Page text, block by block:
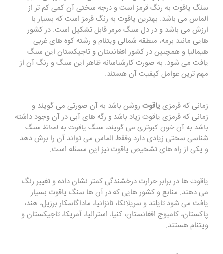
سنگ یاقوت به رنگ قرمز است و درجه سختی آن کمی کم تر از
الماس می باشد. بهترین یاقوت به رنگ قرمز است که بسیار با
ارزش می باشد و در دل سنگ مرمر قابل تشکیل است. در کشور
هایی مانند برمه، منطقه شمالی ویتنام و رشته کوه‌ های غربی
هیمالیا و همچنین در کشور افغانستان و تاجیکستان این سنگ
یافت می شود. به صورت کارشناسانه ظاهر این سنگ و رنگ آن از
مهم ترین عوامل کیفیت آن هستند.
زمانی که قرمزی یاقوت روشن باشد به آن صورتی می گویند و
زمانی که قرمزی یاقوت زیاد باشد و رگه های آبی در آن وجود داشته
باشد به آن خون کبوتری می گویند، سنگ یاقوت به لحاظ سنگ
شناسی سختی زیادی دارد وفقط الماس می‌ تواند آن را برش دهد
و یکی از راه های تشخیص یاقوت نیز این مسئله است.
یاقوت ها در برابر حرارت درخشندگی کمتر نشان داده و تغییر رنگ
می دهند. منابع و کشور هایی که در آن ها سنگ یاقوت بسیار
یافت می شود تایلند و سریلانکا، تانزانیا، ماداگاسکار برزیل، هند،
پاکستان، کامبوج افغانستان، کنیا، استرالیا، آمریکا، تاجیکستان و
ویتنام هستند.